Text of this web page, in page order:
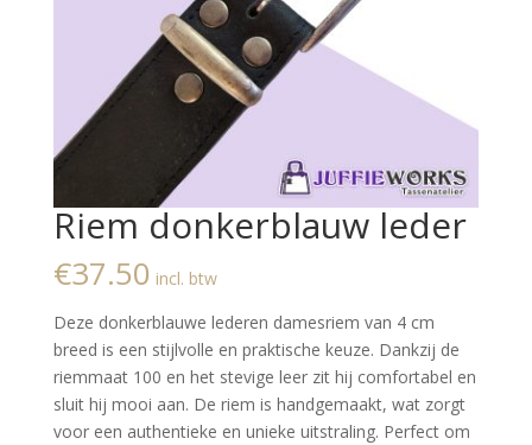
Riem donkerblauw leder
€37.50 incl. btw
Deze donkerblauwe lederen damesriem van 4 cm
breed is een stijlvolle en praktische keuze. Dankzij de
riemmaat 100 en het stevige leer zit hij comfortabel en
sluit hij mooi aan. De riem is handgemaakt, wat zorgt
voor een authentieke en unieke uitstraling. Perfect om